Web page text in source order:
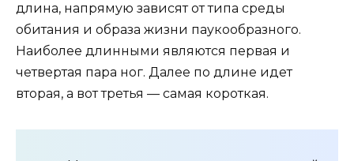
длина, напрямую зависят от типа среды
обитания и образа жизни паукообразного.
Наиболее длинными являются первая и
четвертая пара ног. Далее по длине идет
вторая, а вот третья — самая короткая.